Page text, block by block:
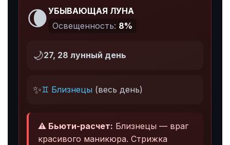
🌘УБЫВАЮЩАЯ ЛУНА
Освещенность: 8%
🌙27, 28 лунный день
✨♊ Близнецы(весь день)
⚠️ Бьюти-расчет: Близнецы — враг
красивого маникюра. Стрижка